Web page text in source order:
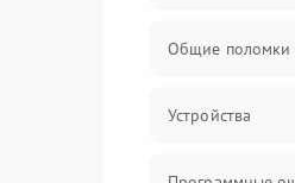
Общие поломки
Устройства